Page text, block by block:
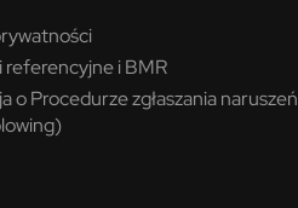
referencyjne i BMR
o Procedurze zgłaszania naruszeń